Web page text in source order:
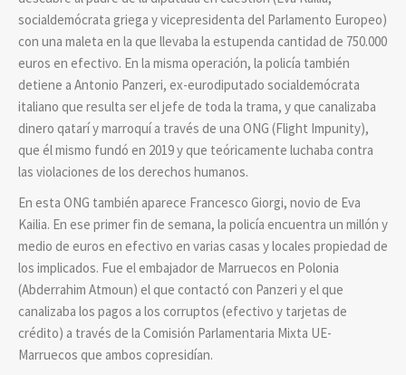
socialdemócrata griega y vicepresidenta del Parlamento Europeo)
con una maleta en la que llevaba la estupenda cantidad de 750.000
euros en efectivo. En la misma operación, la policía también
detiene a Antonio Panzeri, ex-eurodiputado socialdemócrata
italiano que resulta ser el jefe de toda la trama, y que canalizaba
dinero qatarí y marroquí a través de una ONG (Flight Impunity),
que él mismo fundó en 2019 y que teóricamente luchaba contra
las violaciones de los derechos humanos.
En esta ONG también aparece Francesco Giorgi, novio de Eva
Kailia. En ese primer fin de semana, la policía encuentra un millón y
medio de euros en efectivo en varias casas y locales propiedad de
los implicados. Fue el embajador de Marruecos en Polonia
(Abderrahim Atmoun) el que contactó con Panzeri y el que
canalizaba los pagos a los corruptos (efectivo y tarjetas de
crédito) a través de la Comisión Parlamentaria Mixta UE-
Marruecos que ambos copresidían.